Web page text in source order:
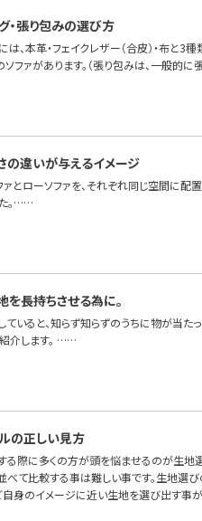
・張り包みの選び方
は、本革・フェイクレザー（合皮）・布と3
ソファがあります。（張り包みは、一般的
の違いが与えるイメージ
ァとローソファを、それぞれ同じ空間に
。……
を長持ちさせる為に。
ていると、知らず知らずのうちに物が当
介します。 ……
の正しい見方
る際に多くの方が頭を悩ませるのが生地
べて比較する事は難しい事です。生地選
自身のイメージに近い生地を選び出す事